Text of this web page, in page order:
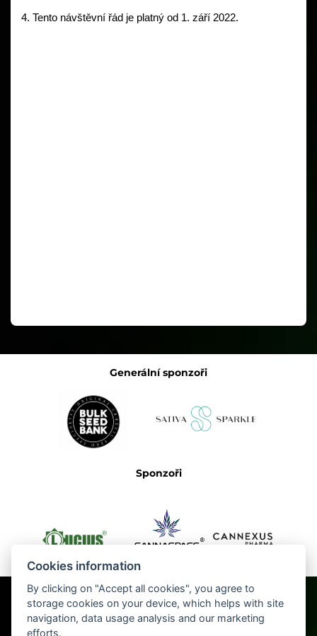
4. Tento návštěvní řád je platný od 1. září 2022.
Generální sponzoři
Sponzoři
Cookies information
By clicking on "Accept all cookies", you agree to
storage cookies on your device, which helps with site
navigation, data usage analysis and our marketing
efforts.